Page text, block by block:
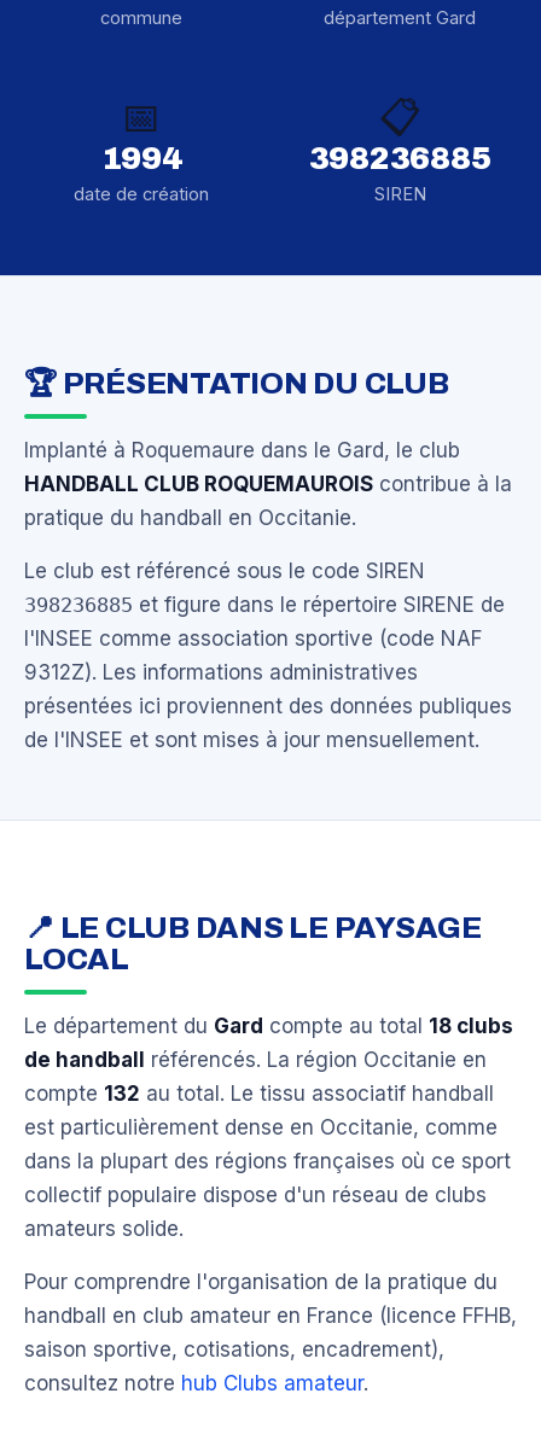
commune département Gard
📅
1994
date de création
📋
398236885
SIREN
🏆 PRÉSENTATION DU CLUB
Implanté à Roquemaure dans le Gard, le club
HANDBALL CLUB ROQUEMAUROIS contribue à la
pratique du handball en Occitanie.
Le club est référencé sous le code SIREN
398236885 et figure dans le répertoire SIRENE de
l'INSEE comme association sportive (code NAF
9312Z). Les informations administratives
présentées ici proviennent des données publiques
de l'INSEE et sont mises à jour mensuellement.
📍 LE CLUB DANS LE PAYSAGE
LOCAL
Le département du Gard compte au total 18 clubs
de handball
référencés. La région Occitanie en
compte 132 au total. Le tissu associatif handball
est particulièrement dense en Occitanie, comme
dans la plupart des régions françaises où ce sport
collectif populaire dispose d'un réseau de clubs
amateurs solide.
Pour comprendre l'organisation de la pratique du
handball en club amateur en France (licence FFHB,
saison sportive, cotisations, encadrement),
consultez notre hub Clubs amateur.